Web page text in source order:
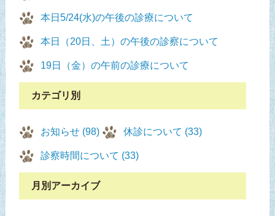
本日5/24(水)の午後の診療について
本日（20日、土）の午後の診察について
19日（金）の午前の診療について
カテゴリ別
お知らせ (98) 休診について (33)
診察時間について (33)
月別アーカイブ